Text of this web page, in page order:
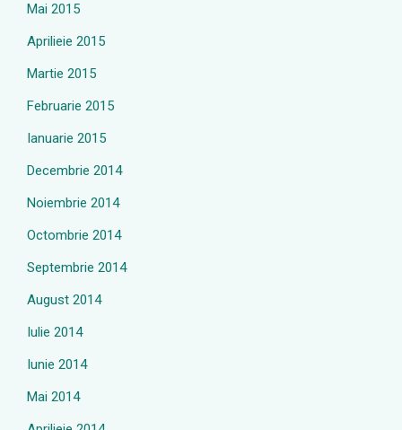
Mai 2015
Aprilieie 2015
Martie 2015
Februarie 2015
Ianuarie 2015
Decembrie 2014
Noiembrie 2014
Octombrie 2014
Septembrie 2014
August 2014
Iulie 2014
Iunie 2014
Mai 2014